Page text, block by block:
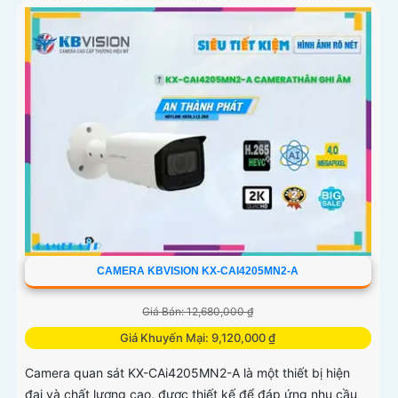
sáng ban đêm, giúp giám sát bảo vệ an ninh ban đêm một
cách linh hoạt
CAMERA KBVISION KX-CAI4205MN2-A
Giá Bán: 12,680,000 ₫
Giá Khuyến Mại: 9,120,000 ₫
Camera quan sát KX-CAi4205MN2-A là một thiết bị hiện
đại và chất lượng cao, được thiết kế để đáp ứng nhu cầu